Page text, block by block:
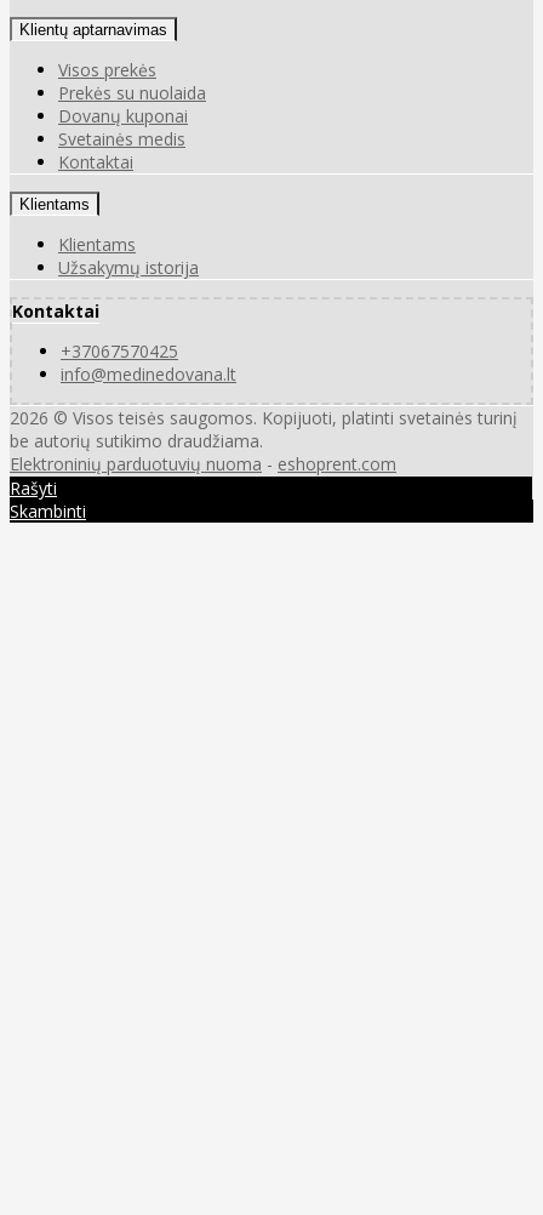
Klientų aptarnavimas
Visos prekės
Prekės su nuolaida
Dovanų kuponai
Svetainės medis
Kontaktai
Klientams
Klientams
Užsakymų istorija
Kontaktai
+37067570425
info@medinedovana.lt
2026 © Visos teisės saugomos. Kopijuoti, platinti svetainės turinį
be autorių sutikimo draudžiama.
Elektroninių parduotuvių nuoma - eshoprent.com
Rašyti
Skambinti